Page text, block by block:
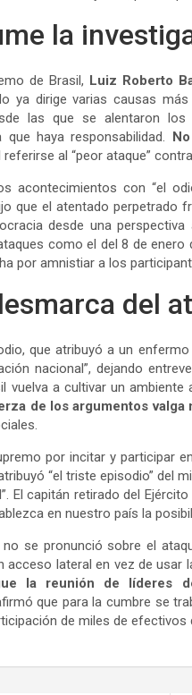
la
de Brasil, Luiz Roberto
ya dirige varias causas
las que se alentaron
haya responsabilidad.
referirse al “peor ataque”
acontecimientos con “el
que el atentado perpetrado
desde una
como el del 8 de
por amnistiar a los
del
que atribuyó a un
nacional”, dejando
vuelva a cultivar un
de los argumentos valga
por incitar y participar
“el triste episodio” del
El capitán retirado del
en nuestro país la
se pronunció sobre el
acceso lateral en vez de usar
la reunión de líderes
que para la cumbre se
de miles de efectivos